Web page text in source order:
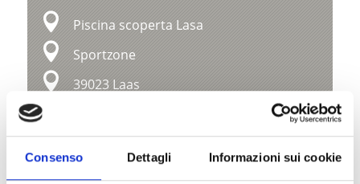
Consenso Dettagli Informazioni sui cookie
Piscina scoperta Lasa
Sportzone
39023 Laas